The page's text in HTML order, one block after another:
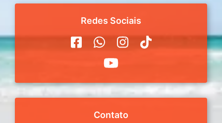
Redes Sociais
Contato